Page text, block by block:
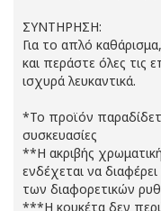
ΣΥΝΤΗΡΗΣΗ:
Για το απλό
και περάστε όλες τις
ισχυρά λευκαντικά.
*Το προϊόν
συσκευασίες
**Η ακριβής
ενδέχεται να
των διαφορετικών
***Η κουκέτα δεν